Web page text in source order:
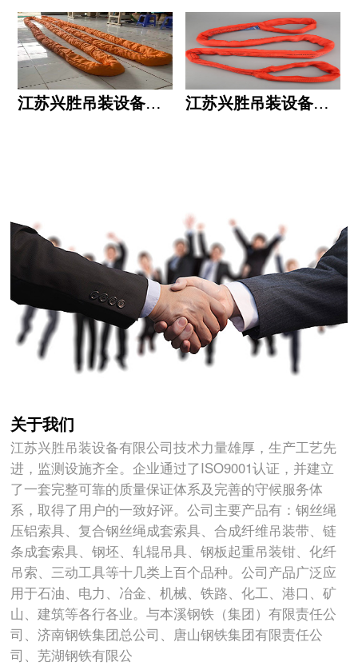
江苏兴胜吊装设备有限公司五大透明 江苏兴胜吊装设备有限公司运作模式
关于我们
江苏兴胜吊装设备有限公司技术力量雄厚，生产工艺先
进，监测设施齐全。企业通过了ISO9001认证，并建立
了一套完整可靠的质量保证体系及完善的守候服务体
系，取得了用户的一致好评。公司主要产品有：钢丝绳
压铝索具、复合钢丝绳成套索具、合成纤维吊装带、链
条成套索具、钢坯、轧辊吊具、钢板起重吊装钳、化纤
吊索、三动工具等十几类上百个品种。公司产品广泛应
用于石油、电力、冶金、机械、铁路、化工、港口、矿
山、建筑等各行各业。与本溪钢铁（集团）有限责任公
司、济南钢铁集团总公司、唐山钢铁集团有限责任公
司、芜湖钢铁有限公